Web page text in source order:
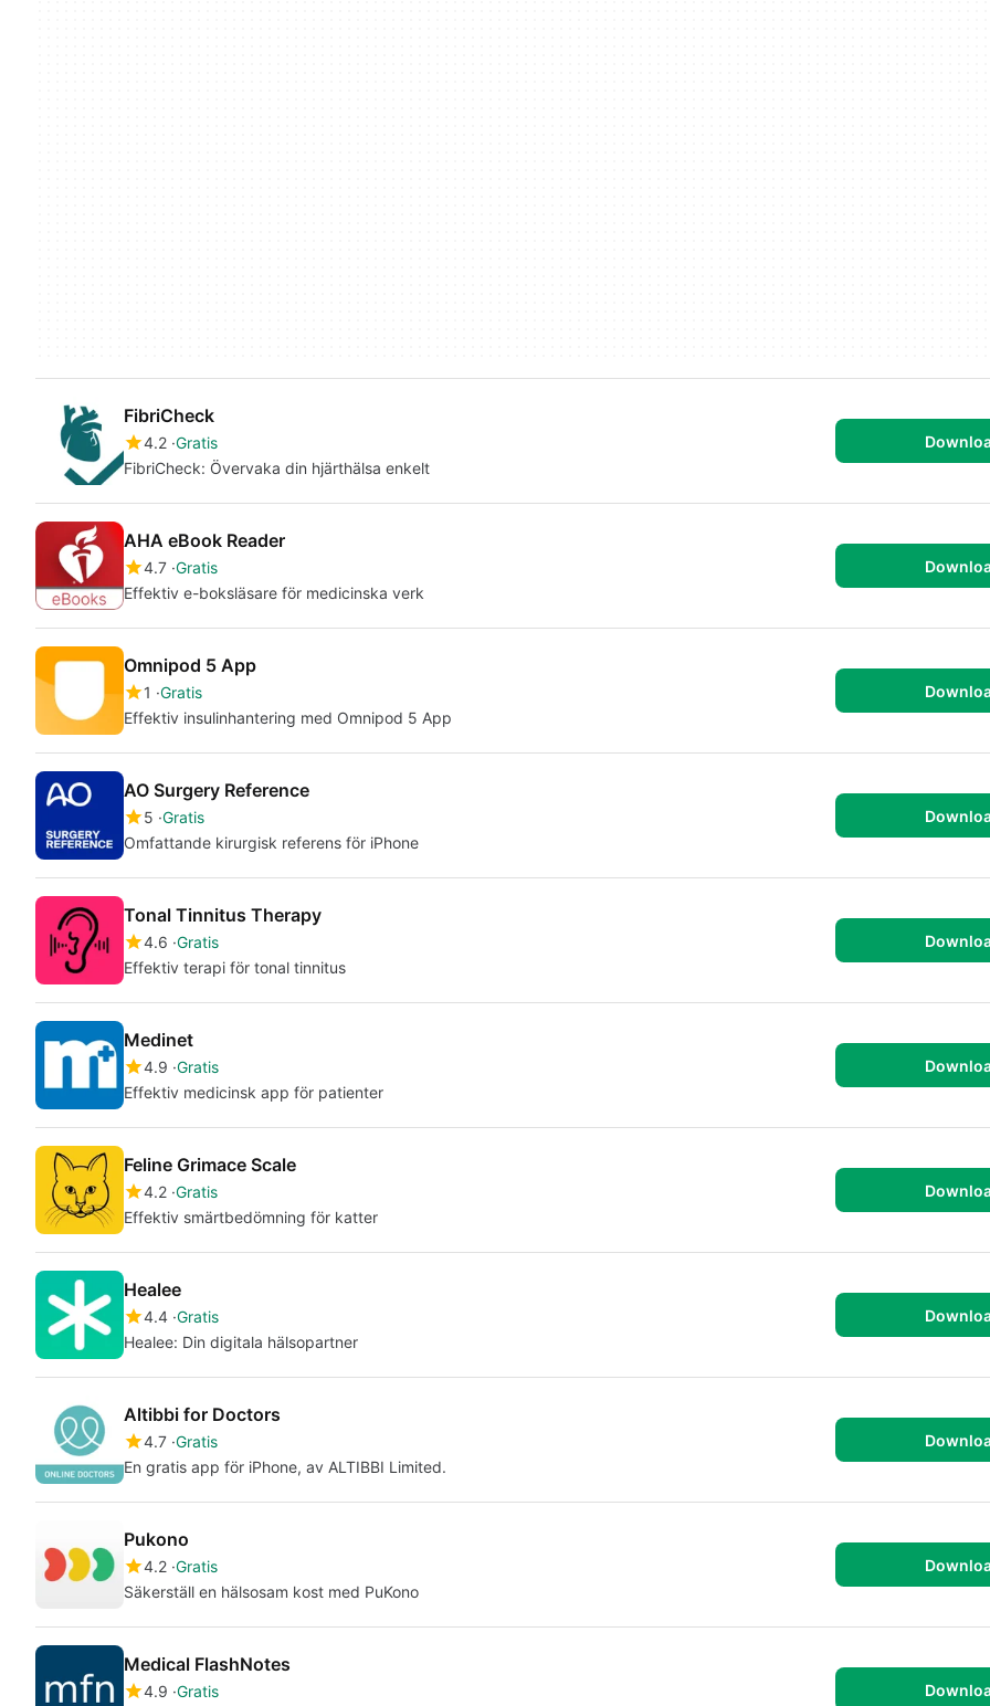
FibriCheck
4.2 Gratis
FibriCheck: Övervaka din hjärthälsa enkelt
AHA eBook Reader
4.7 Gratis
Effektiv e-boksläsare för medicinska verk
Omnipod 5 App
1 Gratis
Effektiv insulinhantering med Omnipod 5 App
AO Surgery Reference
5 Gratis
Omfattande kirurgisk referens för iPhone
Tonal Tinnitus Therapy
4.6 Gratis
Effektiv terapi för tonal tinnitus
Medinet
4.9 Gratis
Effektiv medicinsk app för patienter
Feline Grimace Scale
4.2 Gratis
Effektiv smärtbedömning för katter
Healee
4.4 Gratis
Healee: Din digitala hälsopartner
Altibbi for Doctors
4.7 Gratis
En gratis app för iPhone, av ALTIBBI Limited.
Pukono
4.2 Gratis
Säkerställ en hälsosam kost med PuKono
Medical FlashNotes
4.9 Gratis